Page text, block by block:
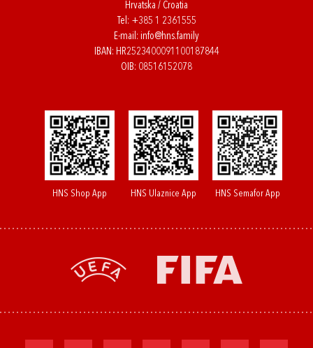
Hrvatska / Croatia
Tel: +385 1 2361555
E-mail: info@hns.family
IBAN: HR2523400091100187844
OIB: 08516152078
HNS Shop App HNS Ulaznice App HNS Semafor App